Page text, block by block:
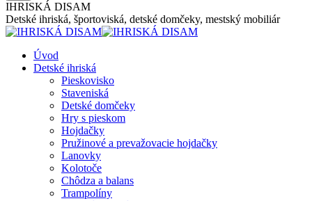
IHRISKÁ DISAM
Detské ihriská, športoviská, detské domčeky, mestský mobiliár
Úvod
Detské ihriská
Pieskovisko
Staveniská
Detské domčeky
Hry s pieskom
Hojdačky
Pružinové a prevažovacie hojdačky
Lanovky
Kolotoče
Chôdza a balans
Trampolíny